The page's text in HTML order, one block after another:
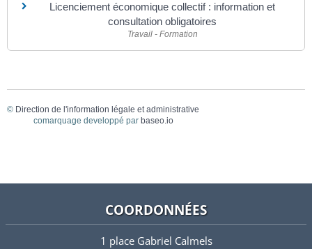
Licenciement économique collectif : information et
consultation obligatoires
Travail - Formation
© Direction de l'information légale et administrative
comarquage developpé par baseo.io
COORDONNÉES
1 place Gabriel Calmels